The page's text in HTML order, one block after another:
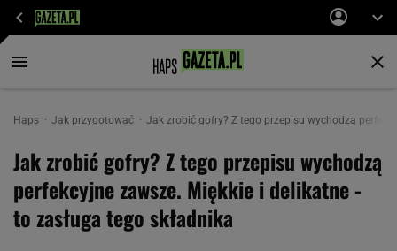
Haps Jak przygotować Jak zrobić gofry? Z tego przepisu wychodzą
Jak zrobić gofry? Z tego przepisu wychodzą
perfekcyjne zawsze. Miękkie i delikatne -
to zasługa tego składnika